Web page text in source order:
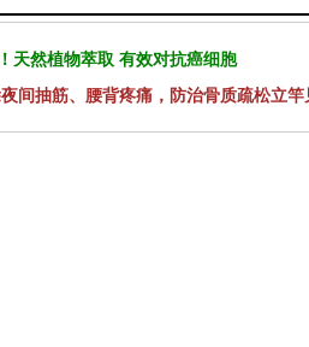
天然植物萃取 有效对抗癌细胞
间抽筋、腰背疼痛，防治骨质疏松立竿